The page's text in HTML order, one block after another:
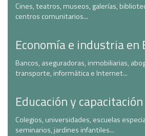
Cines, teatros, museos, galerías,
centros comunitarios...
Economía e industria en
Bancos, aseguradoras, inmobiliarias,
transporte, informática e Internet...
Educación y
Colegios, universidades, escuelas
seminarios, jardines infantiles...